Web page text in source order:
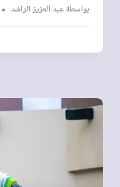
بواسطةعبد العزيز الراشد